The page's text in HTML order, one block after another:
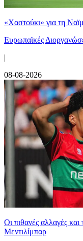
«Χαστούκι» για τη
Ευρωπαϊκές
|
08-08-2026
Οι πιθανές αλλαγές
Μεντιλίμπαρ